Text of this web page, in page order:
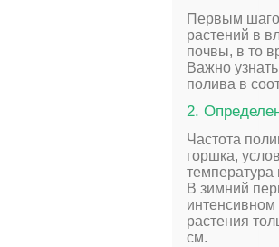
Первым
растений в
почвы, в то
Важно
полива в
2.
Частота
горшка,
температура
В зимний
растения
см.